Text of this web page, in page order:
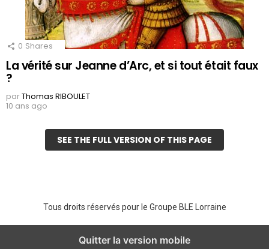
0 Shares
La vérité sur Jeanne d’Arc, et si tout était faux
?
parThomas RIBOULET
10 ans ago
SEE THE FULL VERSION OF THIS PAGE
Tous droits réservés pour le Groupe BLE Lorraine
Quitter la version mobile